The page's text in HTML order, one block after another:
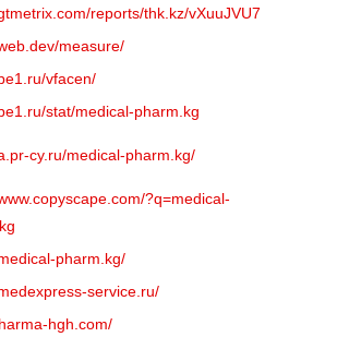
reports/thk.kz/vXuuJVU7
measure/
vfacen/
stat/medical-pharm.kg
cy.ru/medical-pharm.kg/
?q=medical-
pharm.kg/
service.ru/
hgh.com/